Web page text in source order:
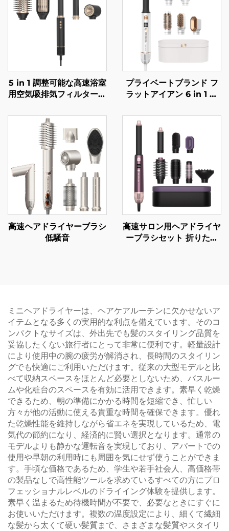
5 in 1 調整可能な高速浴室
用空気吸排気フィルターメ
ン付きヘアドライヤー
プライベートブランド フ
ラットアイアン 6 in 1 ホ
テップヘアドライヤー 高
速ヘアストレートブラシ
ホットエアブラシ
高速ヘアドライヤーブラシ
低騒音
高速サロン用ヘアドライヤ
ーブラシセット 折りたた
ミニヘアドライヤーは、ヘアケアルーチンに欠かせないア
イテムとなる多くの実用的な利点を備えています。そのコ
ンパクトなサイズは、外出先でも髪のスタイリング品質を
妥協したくない旅行者にとって非常に便利です。軽量設計
により使用中の腕の疲労が解消され、長時間のスタイリン
グでも快適にご利用いただけます。従来の大型モデルと比
べて収納スペースをほとんど必要としないため、バスルー
ムや化粧台のスペースを有効に活用できます。素早く乾燥
できるため、朝の準備にかかる時間を短縮でき、忙しい
方々が他の活動に使える貴重な時間を確保できます。優れ
た乾燥性能を維持しながら省エネを実現しているため、電
気代の節約になり、経済的に賢い選択となります。通常の
モデルよりも静かな運転音を実現しており、アパートでの
使用や早朝の利用時にも周囲を気にせず使うことができま
す。手頃な価格であるため、学生や若手社会人、高価格帯
の製品なしで高性能ツールを求めているすべての方にプロ
フェッショナルレベルのドライイング体験を提供します。
素早く温まるため待機時間が不要で、必要なときにすぐに
お使いいただけます。複数の温度設定により、細くて繊細
な髪から太くて硬い髪質まで、さまざまな髪質やスタイリ